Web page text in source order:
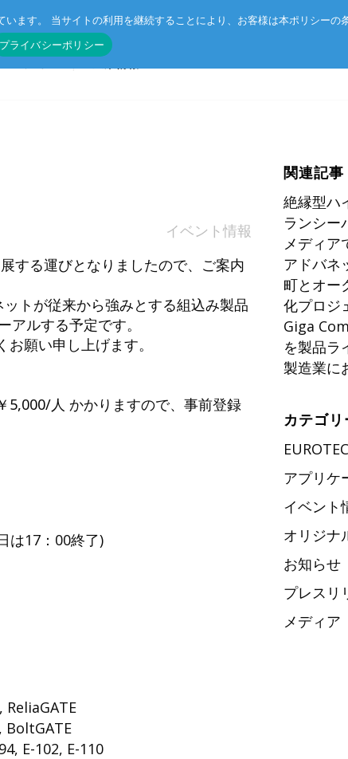
Eurotechグループ
マザーボード
I/Oボード
シリアルボード
エッジソフトウェ
アクセサリ
総合カタログの
製品検索
ング
マネジメント方針
CSR
プライバシーポ
イベント情報
する運びとなりましたので、ご案内
トが従来から強みとする組込み製品
ルする予定です。
願い申し上げます。
5,000/人 かかりますので、事前登録
は17：00終了)
ReliaGATE
BoltGATE
E-102, E-110
関連記事
絶縁型ハ
ランシー
メディア
アドバネ
町とオー
化プロジ
Giga
を製品ラ
製造業に
カテゴリ
アプリケ
イベント
オリジナ
お知らせ
プレスリ
メディア
ます。 当サイトの利用を継続することにより、お客様は本ポリシーの
プライバシーポリシー